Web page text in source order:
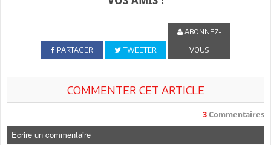
PARTAGER TWEETER
ABONNEZ-
VOUS
COMMENTER CET ARTICLE
3 Commentaires
Ecrire un commentaire